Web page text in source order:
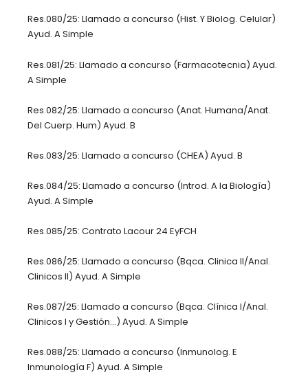
Res.080/25: Llamado a concurso (Hist. Y Biolog. Celular)
Ayud. A Simple
Res.081/25: Llamado a concurso (Farmacotecnia) Ayud.
A Simple
Res.082/25: Llamado a concurso (Anat. Humana/Anat.
Del Cuerp. Hum) Ayud. B
Res.083/25: Llamado a concurso (CHEA) Ayud. B
Res.084/25: Llamado a concurso (Introd. A la Biología)
Ayud. A Simple
Res.085/25: Contrato Lacour 24 EyFCH
Res.086/25: Llamado a concurso (Bqca. Clinica II/Anal.
Clinicos II) Ayud. A Simple
Res.087/25: Llamado a concurso (Bqca. Clínica I/Anal.
Clinicos I y Gestión…) Ayud. A Simple
Res.088/25: Llamado a concurso (Inmunolog. E
Inmunología F) Ayud. A Simple